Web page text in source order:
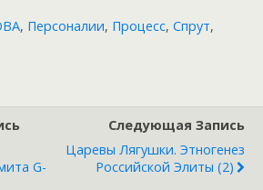
, Персоналии, Процесс, Спрут,
G-
Следующая Запись
Царевы Лягушки. Этногенез
Российской Элиты (2)